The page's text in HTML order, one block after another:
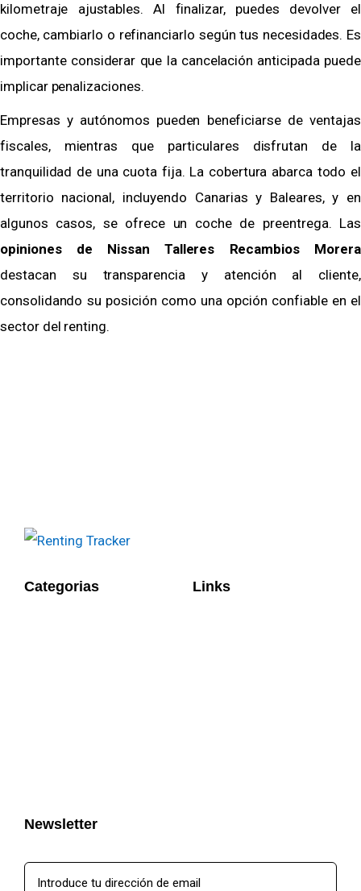
kilometraje ajustables. Al finalizar, puedes devolver el
coche, cambiarlo o refinanciarlo según tus necesidades. Es
importante considerar que la cancelación anticipada puede
implicar penalizaciones.
Empresas y autónomos pueden beneficiarse de ventajas
fiscales, mientras que particulares disfrutan de la
tranquilidad de una cuota fija. La cobertura abarca todo el
territorio nacional, incluyendo Canarias y Baleares, y en
algunos casos, se ofrece un coche de preentrega. Las
opiniones de Nissan Talleres Recambios Morera
destacan su transparencia y atención al cliente,
consolidando su posición como una opción confiable en el
sector del renting.
Categorias Links
Newsletter